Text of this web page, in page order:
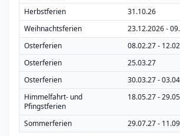
Herbstferien
31.10.26
Weihnachtsferien
23.12.2026 -
Osterferien
08.02.27 -
Osterferien
25.03.27
Osterferien
30.03.27 -
Himmelfahrt- und
Pfingstferien
18.05.27 -
Sommerferien 29.07.27 -